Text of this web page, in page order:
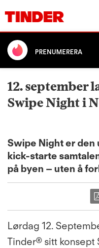
PRENUMERERA
12. september
Swipe Night i
Swipe Night er
kick-starte
på byen – uten å
Lørdag 12.
Tinder® sitt konsept